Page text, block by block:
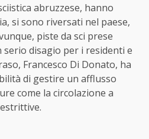
abruzzese, hanno
si sono riversati nel paese,
piste da sci prese
serio disagio per i residenti e
Francesco Di Donato, ha
di gestire un afflusso
come la circolazione a